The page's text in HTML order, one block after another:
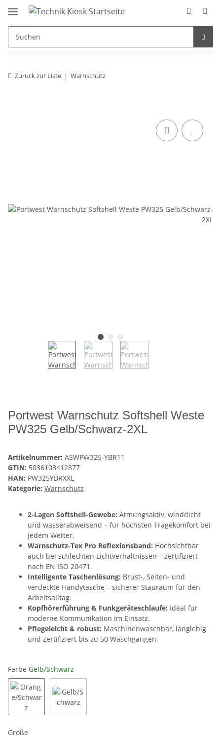
Zurück zur Liste Warnschutz
Portwest Warnschutz Softshell Weste
PW325 Gelb/Schwarz-2XL
Artikelnummer: ASWPW325-YBR11
GTIN: 5036108412877
HAN: PW325YBRXXL
Kategorie: Warnschutz
2-Lagen Softshell-Gewebe: Atmungsaktiv, winddicht
und wasserabweisend – für höchsten Tragekomfort bei
jedem Wetter.
Warnschutz-Tex Pro Reflexionsband: Hochsichtbar
auch bei schlechten Lichtverhältnissen – zertifiziert
nach EN ISO 20471.
Intelligente Taschenlösung: Brust-, Seiten- und
verdeckte Handytasche – sicherer Stauraum für den
Arbeitsalltag.
Kopfhörerführung & Funkgeräteschlaufe: Ideal für
moderne Kommunikation im Einsatz.
Pflegeleicht & robust: Maschinenwaschbar, langlebig
und zertifiziert bis zu 50 Waschgängen.
Farbe Gelb/Schwarz
Größe